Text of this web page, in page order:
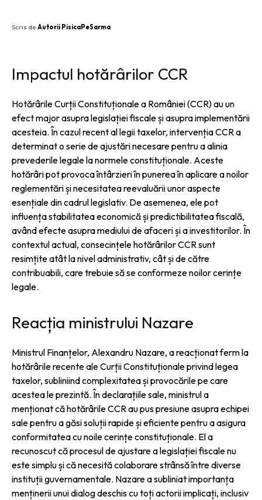
Scris de Autorii PisicaPeSarma
Impactul hotărârilor CCR
Hotărârile Curții Constituționale a României (CCR) au un
efect major asupra legislației fiscale și asupra implementării
acesteia. În cazul recent al legii taxelor, intervenția CCR a
determinat o serie de ajustări necesare pentru a alinia
prevederile legale la normele constituționale. Aceste
hotărâri pot provoca întârzieri în punerea în aplicare a noilor
reglementări și necesitatea reevaluării unor aspecte
esențiale din cadrul legislativ. De asemenea, ele pot
influența stabilitatea economică și predictibilitatea fiscală,
având efecte asupra mediului de afaceri și a investitorilor. În
contextul actual, consecințele hotărârilor CCR sunt
resimțite atât la nivel administrativ, cât și de către
contribuabili, care trebuie să se conformeze noilor cerințe
legale.
Reacția ministrului Nazare
Ministrul Finanțelor, Alexandru Nazare, a reacționat ferm la
hotărârile recente ale Curții Constituționale privind legea
taxelor, subliniind complexitatea și provocările pe care
acestea le prezintă. În declarațiile sale, ministrul a
menționat că hotărârile CCR au pus presiune asupra echipei
sale pentru a găsi soluții rapide și eficiente pentru a asigura
conformitatea cu noile cerințe constituționale. El a
recunoscut că procesul de ajustare a legislației fiscale nu
este simplu și că necesită colaborare strânsă între diverse
instituții guvernamentale. Nazare a subliniat importanța
menținerii unui dialog deschis cu toți actorii implicați, inclusiv